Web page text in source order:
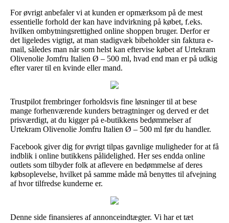
For øvrigt anbefaler vi at kunden er opmærksom på de mest
essentielle forhold der kan have indvirkning på købet, f.eks.
hvilken ombytningsrettighed online shoppen bruger. Derfor er
det ligeledes vigtigt, at man stadigvæk bibeholder sin faktura e-
mail, således man når som helst kan eftervise købet af Urtekram
Olivenolie Jomfru Italien Ø – 500 ml, hvad end man er på udkig
efter varer til en kvinde eller mand.
Trustpilot frembringer forholdsvis fine løsninger til at bese
mange forhenværende kunders betragtninger og derved er det
prisværdigt, at du kigger på e-butikkens bedømmelser af
Urtekram Olivenolie Jomfru Italien Ø – 500 ml før du handler.
Facebook giver dig for øvrigt tilpas gavnlige muligheder for at få
indblik i online butikkens pålidelighed. Her ses endda online
outlets som tilbyder folk at aflevere en bedømmelse af deres
købsoplevelse, hvilket på samme måde må benyttes til afvejning
af hvor tilfredse kunderne er.
Denne side finansieres af annonceindtægter. Vi har et tæt